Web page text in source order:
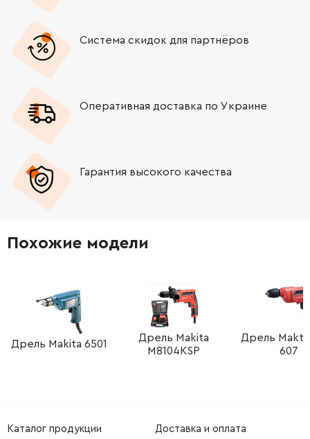
Система скидок для партнёров
Оперативная доставка по Украине
Гарантия высокого качества
Похожие модели
Дрель Makita 6501
Дрель Makita
M8104KSP
Дрель
607
Каталог продукции Доставка и оплата